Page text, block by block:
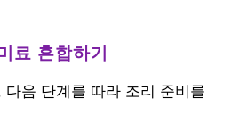
료 혼합하기
다음 단계를 따라 조리 준비를